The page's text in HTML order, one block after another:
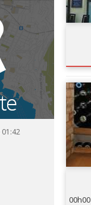
01:42
00h00